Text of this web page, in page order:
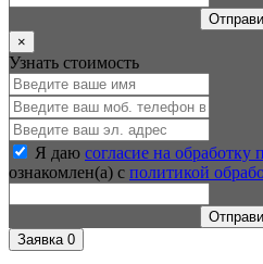
×
Узнать стоимость
Я даю согласие на
ознакомлен(а) с политикой
Заявка 0